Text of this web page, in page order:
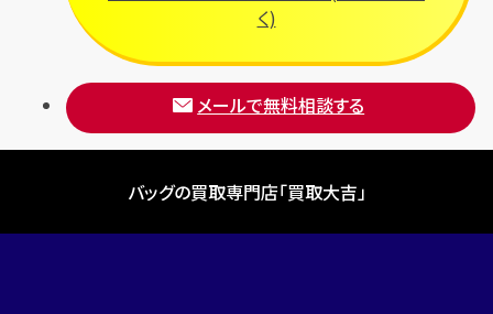
く)
メールで無料相談する
バッグの買取専門店「買取大吉」